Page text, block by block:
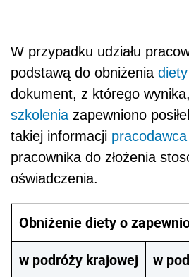
W przypadku udziału
podstawą do obniżenia diety
dokument, z którego
szkolenia zapewniono
takiej informacji pracodawca
pracownika do złożenia
oświadczenia.
Obniżenie diety o
w podróży krajowej
w